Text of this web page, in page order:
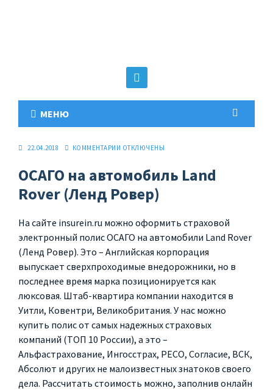
МЕНЮ
22.04.2018 КОММЕНТАРИИ ОТКЛЮЧЕНЫ
ОСАГО на автомобиль Land
Rover (Ленд Ровер)
На сайте insurein.ru можно оформить страховой
электронный полис ОСАГО на автомобили Land Rover
(Ленд Ровер). Это – Английская корпорация
выпускает сверхпроходимые внедорожники, но в
последнее время марка позиционируется как
люксовая. Штаб-квартира компании находится в
Уитли, Ковентри, Великобритания. У нас можно
купить полис от самых надежных страховых
компаний (ТОП 10 России), а это –
Альфастрахование, Ингосстрах, РЕСО, Согласие, ВСК,
Абсолют и других не малоизвестных знатоков своего
дела. Рассчитать стоимость можно, заполнив онлайн